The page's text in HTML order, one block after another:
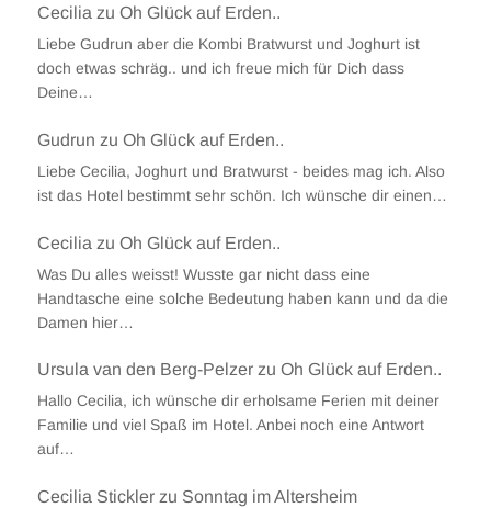
Ceciliazu Oh Glück auf Erden..
Liebe Gudrun aber die Kombi Bratwurst und Joghurt ist
doch etwas schräg.. und ich freue mich für Dich dass
Deine…
Gudrun zu Oh Glück auf Erden..
Liebe Cecilia, Joghurt und Bratwurst - beides mag ich. Also
ist das Hotel bestimmt sehr schön. Ich wünsche dir einen…
Cecilia zu Oh Glück auf Erden..
Was Du alles weisst! Wusste gar nicht dass eine
Handtasche eine solche Bedeutung haben kann und da die
Damen hier…
Ursula van den Berg-Pelzerzu Oh Glück auf Erden..
Hallo Cecilia, ich wünsche dir erholsame Ferien mit deiner
Familie und viel Spaß im Hotel. Anbei noch eine Antwort
auf…
Cecilia Sticklerzu Sonntag im Altersheim